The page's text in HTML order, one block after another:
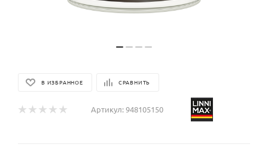
В ИЗБРАННОЕ СРАВНИТЬ
Артикул:948105150